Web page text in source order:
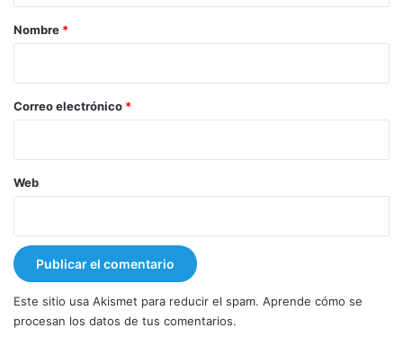
r
*
Nombre *
Correo electrónico *
Web
Este sitio usa Akismet para reducir el spam. Aprende cómo se
procesan los datos de tus comentarios.